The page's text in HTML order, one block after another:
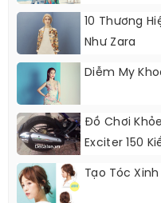
10 Thương
Như Zara
Diễm My
Đồ Chơi
Exciter 150
Tạo Tóc